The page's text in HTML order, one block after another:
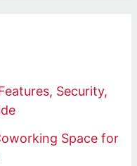
Security,
Space for